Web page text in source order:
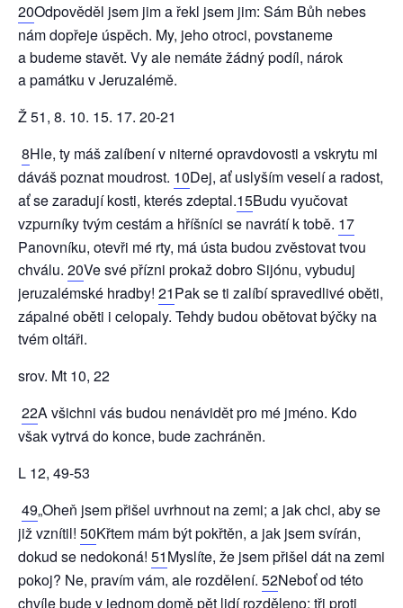
20Odpověděl jsem jim a řekl jsem jim: Sám Bůh nebes
nám dopřeje úspěch. My, jeho otroci, povstaneme
a budeme stavět. Vy ale nemáte žádný podíl, nárok
a památku v Jeruzalémě.
Ž 51, 8. 10. 15. 17. 20-21
8Hle, ty máš zalíbení v niterné opravdovosti a vskrytu mi
dáváš poznat moudrost. 10Dej, ať uslyším veselí a radost,
ať se zaradují kosti, kterés zdeptal.15Budu vyučovat
vzpurníky tvým cestám a hříšníci se navrátí k tobě. 17
Panovníku, otevři mé rty, má ústa budou zvěstovat tvou
chválu. 20Ve své přízni prokaž dobro Sijónu, vybuduj
jeruzalémské hradby! 21Pak se ti zalíbí spravedlivé oběti,
zápalné oběti i celopaly. Tehdy budou obětovat býčky na
tvém oltáři.
srov. Mt 10, 22
22A všichni vás budou nenávidět pro mé jméno. Kdo
však vytrvá do konce, bude zachráněn.
L 12, 49-53
49„Oheň jsem přišel uvrhnout na zemi; a jak chci, aby se
již vznítil! 50Křtem mám být pokřtěn, a jak jsem svírán,
dokud se nedokoná! 51Myslíte, že jsem přišel dát na zemi
pokoj? Ne, pravím vám, ale rozdělení. 52Neboť od této
chvíle bude v jednom domě pět lidí rozděleno: tři proti